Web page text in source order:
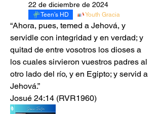
22 de diciembre de 2024
Teen’s HD Youth Gracia
“Ahora, pues, temed a Jehová, y
servidle con integridad y en verdad; y
quitad de entre vosotros los dioses a
los cuales sirvieron vuestros padres al
otro lado del río, y en Egipto; y servid a
Jehová.”
‭‭Josué‬ ‭24‬:‭14‬ ‭(RVR1960‬‬)